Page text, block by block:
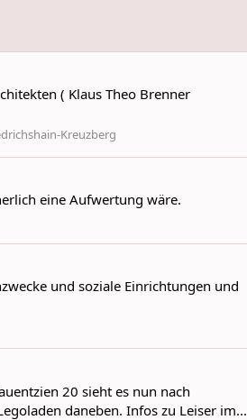
( Klaus Theo Brenner
Kreuzberg
eine Aufwertung wäre.
und soziale Einrichtungen und
20 sieht es nun nach
daneben. Infos zu Leiser im...